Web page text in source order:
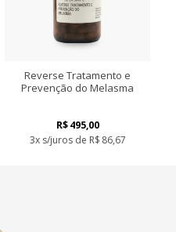
Reverse Tratamento e
Prevenção do Melasma
R$ 495,00
3x s/juros de R$ 86,67